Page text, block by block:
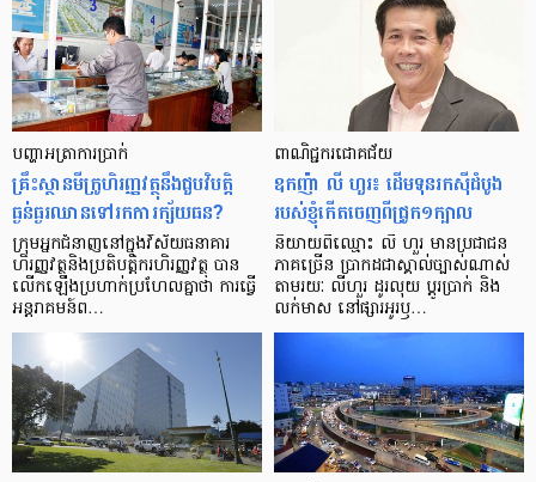
បញ្ហា​អត្រា​ការប្រាក់
គ្រឹះស្ថាន​មីក្រូ​ហិរញ្ញវត្ថុ​នឹង​ជួប​វិបត្តិ​
ធ្ងន់ធ្ងរ​ឈាន​ទៅ​រក​ការ​ក្ស័យធន?
ក្រុម​អ្នក​ជំនាញ​នៅ​ក្នុង​វិស័យ​ធនាគារ
ហិរញ្ញវត្ថុ​និង​ប្រតិបត្តិករ​ហិរញ្ញ​វត្ថុ បាន​​
លើក​ឡើង​ប្រហាក់​ប្រហែល​គ្នា​ថា ការ​ធ្វើ​
អន្តរាគមន៍​ព…
ពាណិជ្ជករជោគជ័យ
ឧកញ៉ា លី ហួរ៖ ដើមទុនរកស៊ីដំបូង
របស់ខ្ញុំកើតចេញពីជ្រូក១ក្បាល
និយាយ​ពី​ឈ្មោះ លី ហួរ មាន​ប្រជាជន​
ភាគ​ច្រើន ប្រាកដ​ជា​ស្គាល់​ច្បាស់​ណាស់
តាមរយៈ លីហួរ ដូរ​លុយ ប្តូរ​បា្រក់ និង​
លក់​មាស នៅ​ផ្សារ​អូរ​ឫ…